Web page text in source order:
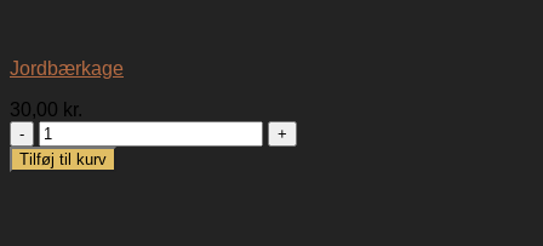
Jordbærkage
30,00 kr.
Jordbærkage
antal
Tilføj til kurv